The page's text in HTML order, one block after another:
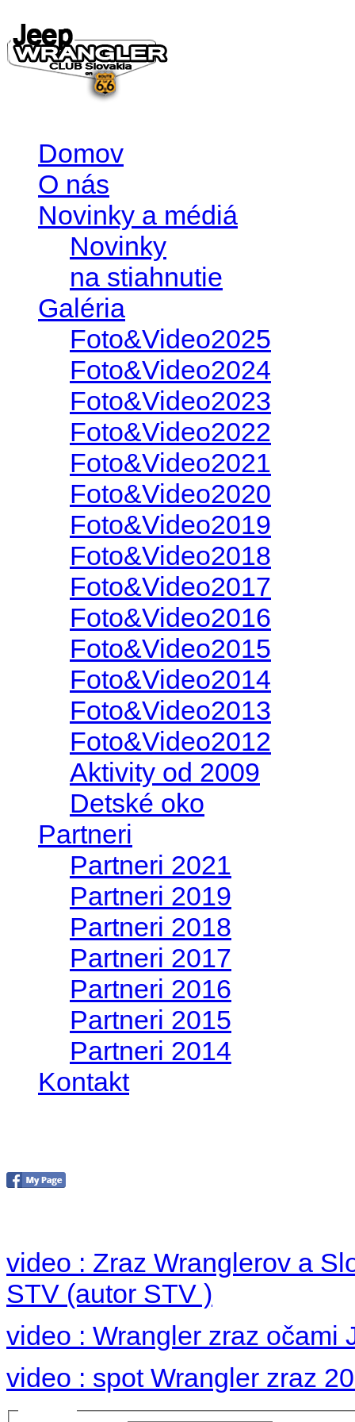
Domov
O nás
Novinky a médiá
Novinky
na stiahnutie
Galéria
Foto&Video2025
Foto&Video2024
Foto&Video2023
Foto&Video2022
Foto&Video2021
Foto&Video2020
Foto&Video2019
Foto&Video2018
Foto&Video2017
Foto&Video2016
Foto&Video2015
Foto&Video2014
Foto&Video2013
Foto&Video2012
Aktivity od 2009
Detské oko
Partneri
Partneri 2021
Partneri 2019
Partneri 2018
Partneri 2017
Partneri 2016
Partneri 2015
Partneri 2014
Kontakt
video : Zraz Wranglerov a
STV (autor STV )
video : Wrangler zraz očami
video : spot Wrangler zraz